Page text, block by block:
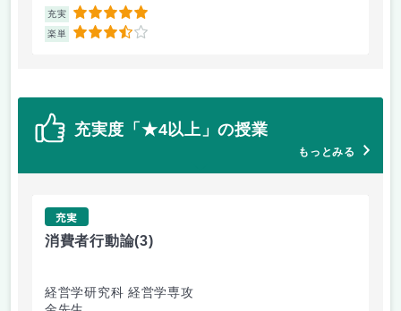
充実 5
楽単 3.5
充実度「★4以上」の授業
もっとみる
充実
消費者行動論(3)
経営学研究科 経営学専攻